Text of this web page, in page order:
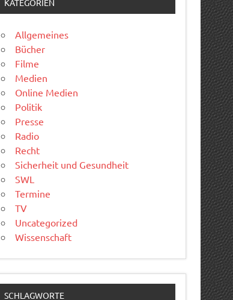
KATEGORIEN
Allgemeines
Bücher
Filme
Medien
Online Medien
Politik
Presse
Radio
Recht
Sicherheit und Gesundheit
SWL
Termine
TV
Uncategorized
Wissenschaft
SCHLAGWORTE